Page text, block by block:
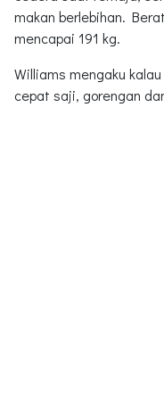
makan berlebihan.
mencapai 191 kg.
Williams mengaku
cepat saji, gorengan